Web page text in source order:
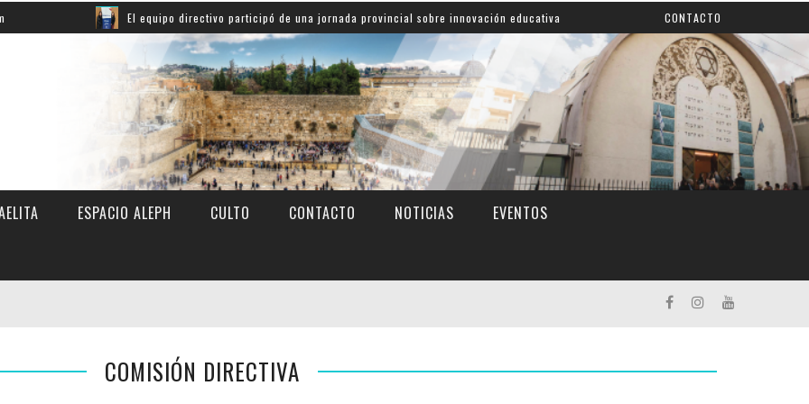
El equipo directivo participó de una jornada provincial sobre innovación educativa Shahak: una nueva jornada para
CONTACTO
ESPACIO ALEPH CULTO CONTACTO NOTICIAS EVENTOS
COMISIÓN DIRECTIVA